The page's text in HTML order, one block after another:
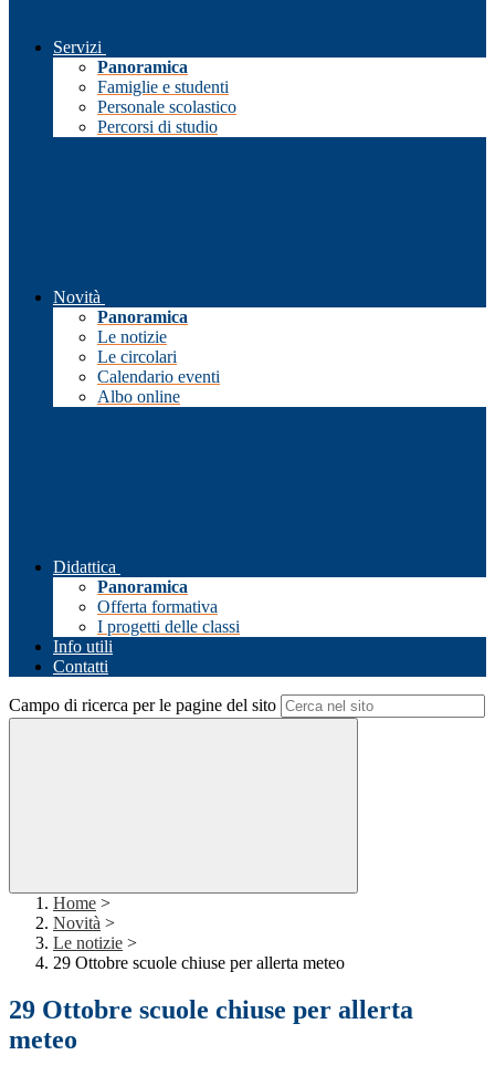
Servizi
Panoramica
Famiglie e studenti
Personale scolastico
Percorsi di studio
Novità
Panoramica
Le notizie
Le circolari
Calendario eventi
Albo online
Didattica
Panoramica
Offerta formativa
I progetti delle classi
Info utili
Contatti
Campo di ricerca per le pagine del sito
Home >
Novità >
Le notizie >
29 Ottobre scuole chiuse per allerta meteo
29 Ottobre scuole chiuse per allerta
meteo